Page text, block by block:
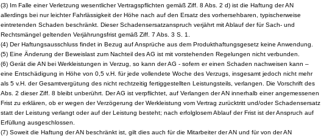
(3) Im Falle einer Verletzung wesentlicher Vertragspflichten gemäß Ziff. 8 Abs. 2 d) ist die Haftung der AN
allerdings bei nur leichter Fahrlässigkeit der Höhe nach auf den Ersatz des vorhersehbaren, typischerweise
eintretenden Schaden beschränkt. Dieser Schadensersatzanspruch verjährt mit Ablauf der für Sach- und
Rechtsmängel geltenden Verjährungsfrist gemäß Ziff. 7 Abs. 3 S. 1.
(4) Der Haftungsausschluss findet in Bezug auf Ansprüche aus dem Produkthaftungsgesetz keine Anwendung.
(5) Eine Änderung der Beweislast zum Nachteil des AG ist mit vorstehenden Regelungen nicht verbunden.
(6) Gerät die AN bei Werkleistungen in Verzug, so kann der AG - sofern er einen Schaden nachweisen kann –
eine Entschädigung in Höhe von 0,5 v.H. für jede vollendete Woche des Verzugs, insgesamt jedoch nicht mehr
als 5 v.H. der Gesamtvergütung des nicht rechtzeitig fertiggestellten Leistungsteils, verlangen. Die Vorschrift des
Abs. 2 dieser Ziff. 8 bleibt unberührt. Der AG ist verpflichtet, auf Verlangen der AN innerhalb einer angemessenen
Frist zu erklären, ob er wegen der Verzögerung der Werkleistung vom Vertrag zurücktritt und/oder Schadensersatz
statt der Leistung verlangt oder auf der Leistung besteht; nach erfolglosem Ablauf der Frist ist der Anspruch auf
Erfüllung ausgeschlossen.
(7) Soweit die Haftung der AN beschränkt ist, gilt dies auch für die Mitarbeiter der AN und für von der AN